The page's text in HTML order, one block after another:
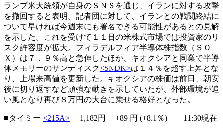
ランプ米大統領が自身のＳＮＳを通じ、イランに対する攻撃
を撤回すると表明。記者団に対して、イランとの戦闘終結に
ついて早ければ今週末にも署名できる可能性があるとの見解
を示した。これを受けて１１日の米株式市場では投資家のリ
スク許容度が拡大。フィラデルフィア半導体株指数（ＳＯ
Ｘ）は７．９％高と急伸したほか、キオクシアと同業で半導
体メモリーのサンディスク<SNDK>は１４％を超す上昇とな
り、上場来高値を更新した。キオクシアの株価は前日、朝安
後に切り返すなど頑強な動きを示していたが、外部環境が追
い風となり再び８万円の大台に乗せる格好となった。
■タイミー <215A> 1,182円 +89 円 (+8.1％) 11:30現在